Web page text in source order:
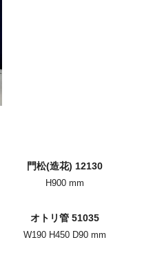
門松(造花) 12130
H900 mm
オトリ管 51035
W190 H450 D90 mm